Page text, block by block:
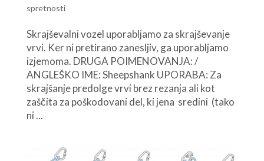
spretnosti
Skrajševalni vozel uporabljamo za skrajševanje
vrvi. Ker ni pretirano zanesljiv, ga uporabljamo
izjemoma. DRUGA POIMENOVANJA: /
ANGLEŠKO IME: Sheepshank UPORABA: Za
skrajšanje predolge vrvi brez rezanja ali kot
zaščita za poškodovani del, ki jena sredini (tako
ni ...